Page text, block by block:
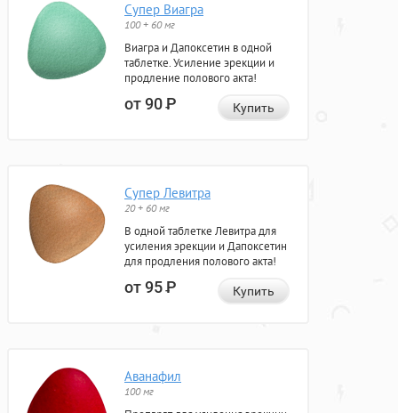
Супер Виагра
100 + 60 мг
Виагра и Дапоксетин в одной
таблетке. Усиление эрекции и
продление полового акта!
от 90Р Купить
Супер Левитра
20 + 60 мг
В одной таблетке Левитра для
усиления эрекции и Дапоксетин
для продления полового акта!
от 95Р Купить
Аванафил
100 мг